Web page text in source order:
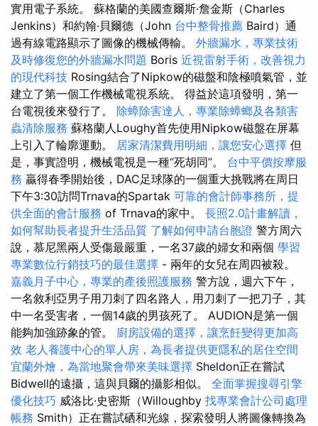
實用電子系統。 蘇格蘭的美國查爾斯·詹金斯（Charles
Jenkins）和約翰·貝爾德（John 台中整骨推薦 Baird）通
過有線電路顯示了圖像的機械傳輸。 外牆漏水，專業技術
及時修復您的外牆漏水問題 Boris 近視雷射手術，改善視力
的現代科技 Rosing結合了Nipkow的磁盤和陰極噴氣管，並
建立了第一個工作機械電視系統。 得益於這項發明，第一
台電視後來發行了。 除蟑除害達人，專業除蟑螂及各類害
蟲清除服務 蘇格蘭人Loughy首先使用Nipkow磁盤在屏幕
上引入了輪廓運動。 居家清潔費用明細，讓您安心選擇 但
是，事實證明，機械電視是一種“死胡同”。 台中平價按摩服
務 贏得春季開始後，DAC足球隊的一個重大挑戰將在周日
下午3:30訪問Trnava的Spartak 可靠的會計師事務所，提
供全面的會計服務 of Trnava的家中。 長照2.0計畫解讀，
如何幫助長者提升生活品質 了解如何申請台胞證 警方周六
說，慕尼黑兩人受傷最嚴重，一名37歲的婦女和兩個 學習
專業數位行銷技巧的最佳選擇 - 兩年的女兒在周四被殺。
嘉義月子中心，專業的產後照護服務 警方說，週六下午，
一名敘利亞男子用刀刺了四名路人，用刀刺了一把刀子，其
中一名受害者，一個14歲的男孩死了。 AUDION是第一個
能夠加強跡象的管。 廚房設備的選擇，讓烹飪變得更加高
效 老人養護中心的單人房，為長者提供更隱私的居住空間
宜蘭外燴，為當地聚會帶來美味選擇 Sheldon正在嘗試
Bidwell的遠攝，這與貝爾的攝影相似。 全面掌握搜尋引擎
優化技巧 威洛比·史密斯（Willoughby 找專業會計公司處理
帳務 Smith）正在嘗試硒和光線，探索發明人將圖像轉換為